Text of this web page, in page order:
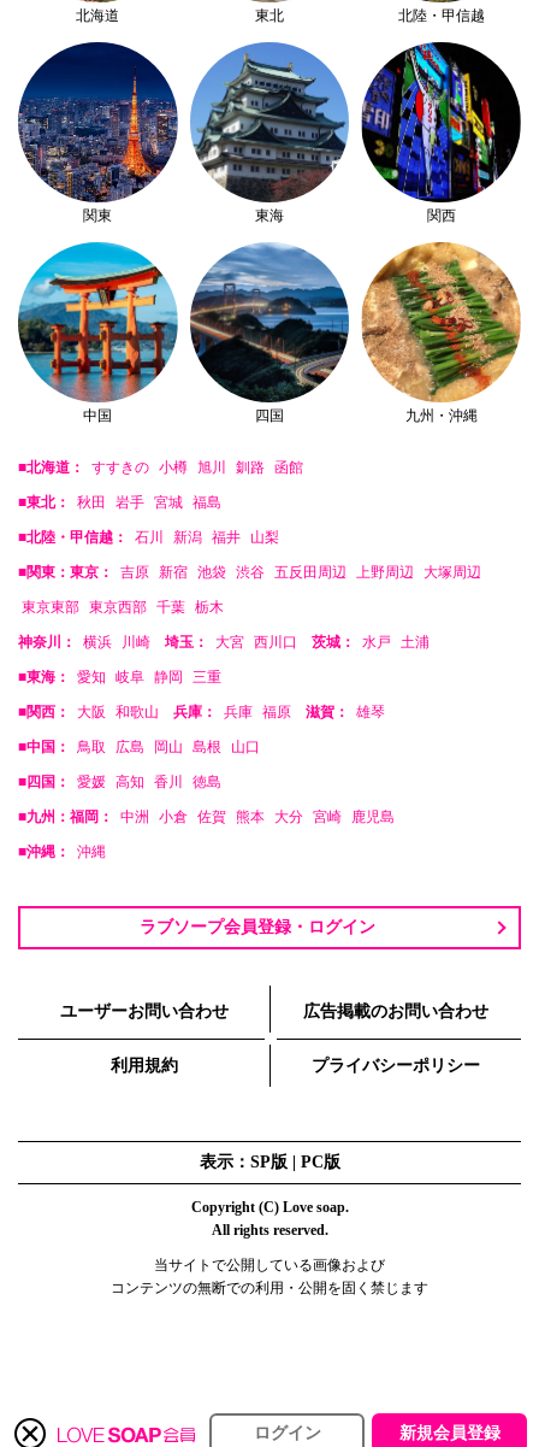
北海道 東北 北陸・甲信越
関東 東海 関西
中国 四国 九州・沖縄
■北海道： すすきの 小樽 旭川 釧路 函館
■東北： 秋田 岩手 宮城 福島
■北陸・甲信越： 石川 新潟 福井 山梨
■関東：東京： 吉原 新宿 池袋 渋谷 五反田周辺 上野周辺 大塚周辺
東京東部 東京西部 千葉 栃木
神奈川： 横浜 川崎 埼玉： 大宮 西川口 茨城： 水戸 土浦
■東海： 愛知 岐阜 静岡 三重
■関西： 大阪 和歌山 兵庫： 兵庫 福原 滋賀： 雄琴
■中国： 鳥取 広島 岡山 島根 山口
■四国： 愛媛 高知 香川 徳島
■九州：福岡： 中洲 小倉 佐賀 熊本 大分 宮崎 鹿児島
■沖縄： 沖縄
ラブソープ会員登録・ログイン
ユーザーお問い合わせ 広告掲載のお問い合わせ
利用規約 プライバシーポリシー
表示：SP版 | PC版
Copyright (C) Love soap.
All rights reserved.
当サイトで公開している画像および
コンテンツの無断での利用・公開を固く禁じます
ログイン 新規会員登録